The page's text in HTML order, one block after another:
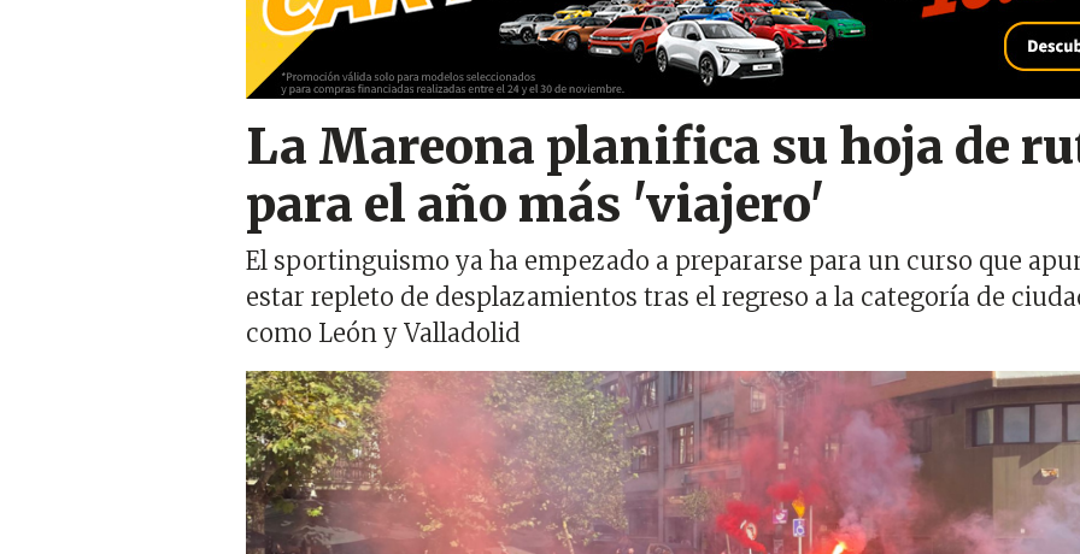
La Mareona planifica su hoja de
para el año más 'viajero'
El sportinguismo ya ha empezado a prepararse para un curso que
estar repleto de desplazamientos tras el regreso a la categoría de
como León y Valladolid
Imagen